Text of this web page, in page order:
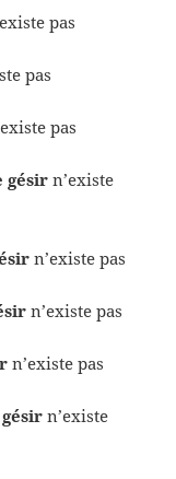
pas
pas
pas
gésir n’existe
n’existe pas
n’existe pas
n’existe pas
n’existe